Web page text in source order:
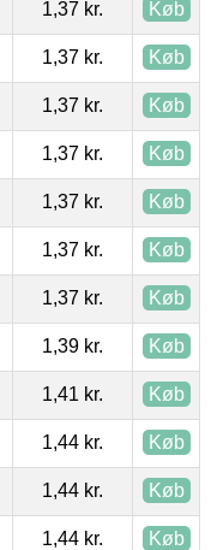
1,37 kr. Køb
1,37 kr. Køb
1,37 kr. Køb
1,37 kr. Køb
1,37 kr. Køb
1,37 kr. Køb
1,37 kr. Køb
1,39 kr. Køb
1,41 kr. Køb
1,44 kr. Køb
1,44 kr. Køb
1,44 kr. Køb